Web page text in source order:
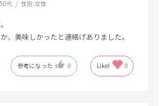
50代 性別:女性
、美味しかったと連絡げありました。
参考になった 0 Like! 0